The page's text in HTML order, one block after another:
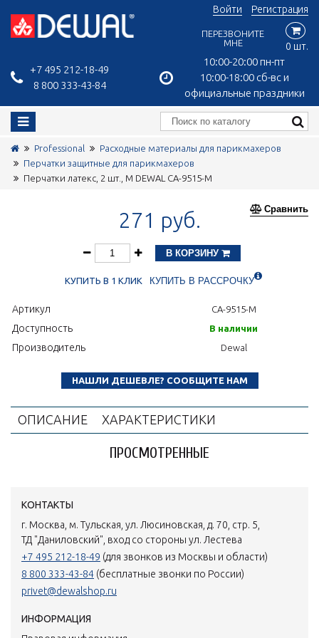
+7 495 212-18-49
8 800 333-43-84
10:00-20:00 пн-пт
10:00-18:00 сб-вс и
официальные праздники
Войти Регистрация
ПЕРЕЗВОНИТЕ
МНЕ
0 шт.
Professional
Расходные материалы для парикмахеров
Перчатки защитные для парикмахеров
Перчатки латекс, 2 шт., M DEWAL CA-9515-M
Сравнить
271 руб.
В КОРЗИНУ
КУПИТЬ В 1 КЛИК КУПИТЬ В РАССРОЧКУ
Артикул CA-9515-M
Доступность В наличии
Производитель Dewal
НАШЛИ ДЕШЕВЛЕ? СООБЩИТЕ НАМ
ОПИСАНИЕ ХАРАКТЕРИСТИКИ
ПРОСМОТРЕННЫЕ
КОНТАКТЫ
г. Москва, м. Тульская, ул. Люсиновская, д. 70, стр. 5,
ТД "Даниловский", вход со стороны ул. Лестева
+7 495 212-18-49 (для звонков из Москвы и области)
8 800 333-43-84 (бесплатные звонки по России)
privet@dewalshop.ru
ИНФОРМАЦИЯ